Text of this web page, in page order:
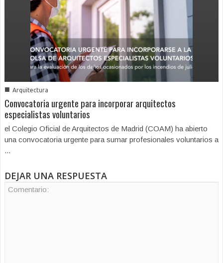
■ Arquitectura
Convocatoria urgente para incorporar arquitectos
especialistas voluntarios
el Colegio Oficial de Arquitectos de Madrid (COAM) ha abierto
una convocatoria urgente para sumar profesionales voluntarios a
...
DEJAR UNA RESPUESTA